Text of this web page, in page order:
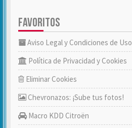
FAVORITOS
Aviso Legal y Condiciones de Uso
Política de Privacidad y Cookies
Eliminar Cookies
Chevronazos: ¡Sube tus fotos!
Macro KDD Citroën